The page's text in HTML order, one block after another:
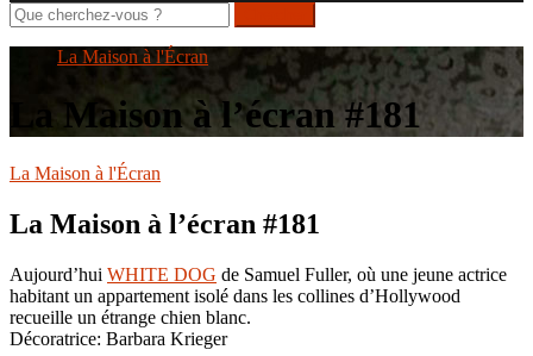
Rechercher
sur
La Maison à l'Écran
La Maison à l’écran #181
La Maison à l'Écran
La Maison à l’écran #181
Aujourd’hui WHITE DOG de Samuel Fuller, où une jeune actrice
habitant un appartement isolé dans les collines d’Hollywood
recueille un étrange chien blanc.
Décoratrice: Barbara Krieger